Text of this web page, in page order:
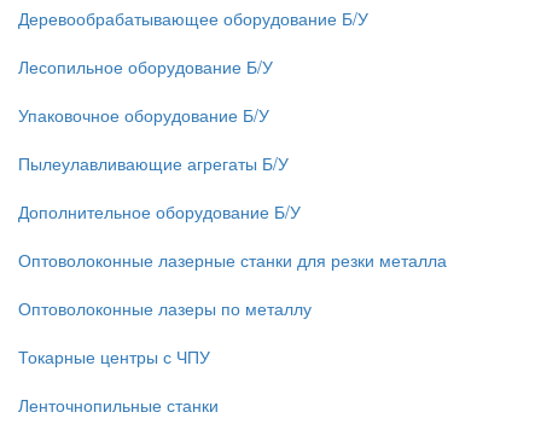
Деревообрабатывающее оборудование Б/У
Лесопильное оборудование Б/У
Упаковочное оборудование Б/У
Пылеулавливающие агрегаты Б/У
Дополнительное оборудование Б/У
Оптоволоконные лазерные станки для резки металла
Оптоволоконные лазеры по металлу
Токарные центры с ЧПУ
Ленточнопильные станки